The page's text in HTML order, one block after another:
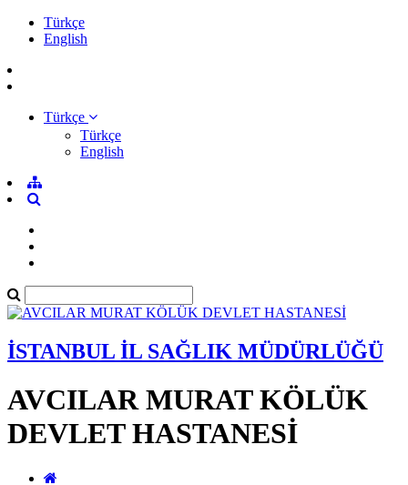
Türkçe
English
Türkçe
Türkçe
English
İSTANBUL İL SAĞLIK MÜDÜRLÜĞÜ
AVCILAR MURAT KÖLÜK
DEVLET HASTANESİ